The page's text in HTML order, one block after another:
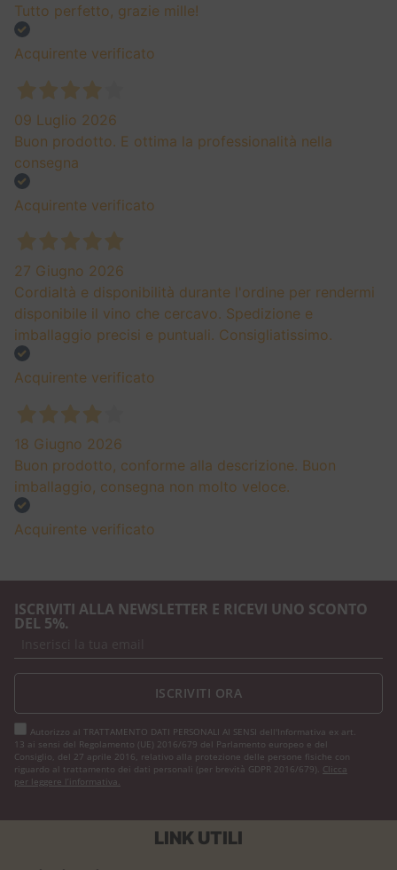
Tutto perfetto, grazie mille!
Acquirente verificato
09 Luglio 2026
Buon prodotto. E ottima la professionalità nella
consegna
Acquirente verificato
27 Giugno 2026
Cordialtà e disponibilità durante l'ordine per rendermi
disponibile il vino che cercavo. Spedizione e
imballaggio precisi e puntuali. Consigliatissimo.
Acquirente verificato
18 Giugno 2026
Buon prodotto, conforme alla descrizione. Buon
imballaggio, consegna non molto veloce.
Acquirente verificato
ISCRIVITI ALLA NEWSLETTER E RICEVI UNO SCONTO
DEL 5%.
Autorizzo al TRATTAMENTO DATI PERSONALI AI SENSI dell'Informativa ex art.
13 ai sensi del Regolamento (UE) 2016/679 del Parlamento europeo e del
Consiglio, del 27 aprile 2016, relativo alla protezione delle persone fisiche con
riguardo al trattamento dei dati personali (per brevità GDPR 2016/679). Clicca
per leggere l’informativa.
ISCRIVITI ORA
LINK UTILI